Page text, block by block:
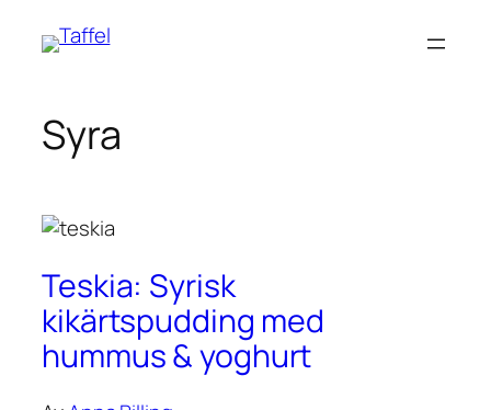
Hoppa
Syra
Teskia: Syrisk
kikärtspudding med
hummus & yoghurt